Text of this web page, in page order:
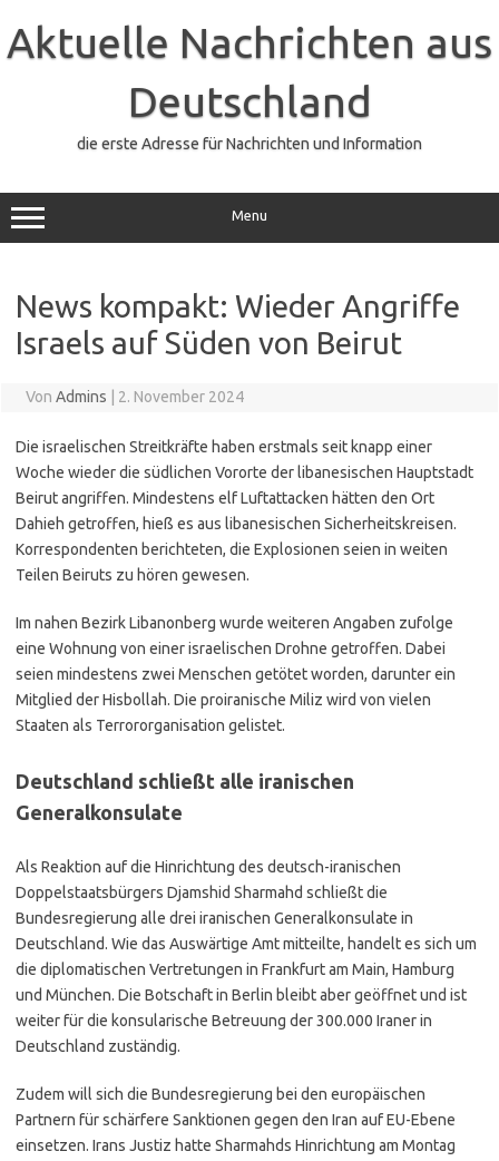
springen
Aktuelle Nachrichten aus
Deutschland
die erste Adresse für Nachrichten und Information
Menu
News kompakt: Wieder Angriffe
Israels auf Süden von Beirut
Von Admins 2. November 2024
Die israelischen Streitkräfte haben erstmals seit knapp einer
Woche wieder die südlichen Vororte der libanesischen Hauptstadt
Beirut angriffen. Mindestens elf Luftattacken hätten den Ort
Dahieh getroffen, hieß es aus libanesischen Sicherheitskreisen.
Korrespondenten berichteten, die Explosionen seien in weiten
Teilen Beiruts zu hören gewesen.
Im nahen Bezirk Libanonberg wurde weiteren Angaben zufolge
eine Wohnung von einer israelischen Drohne getroffen. Dabei
seien mindestens zwei Menschen getötet worden, darunter ein
Mitglied der Hisbollah. Die proiranische Miliz wird von vielen
Staaten als Terrororganisation gelistet.
Deutschland schließt alle iranischen
Generalkonsulate
Als Reaktion auf die Hinrichtung des deutsch-iranischen
Doppelstaatsbürgers Djamshid Sharmahd schließt die
Bundesregierung alle drei iranischen Generalkonsulate in
Deutschland. Wie das Auswärtige Amt mitteilte, handelt es sich um
die diplomatischen Vertretungen in Frankfurt am Main, Hamburg
und München. Die Botschaft in Berlin bleibt aber geöffnet und ist
weiter für die konsularische Betreuung der 300.000 Iraner in
Deutschland zuständig.
Zudem will sich die Bundesregierung bei den europäischen
Partnern für schärfere Sanktionen gegen den Iran auf EU-Ebene
einsetzen. Irans Justiz hatte Sharmahds Hinrichtung am Montag